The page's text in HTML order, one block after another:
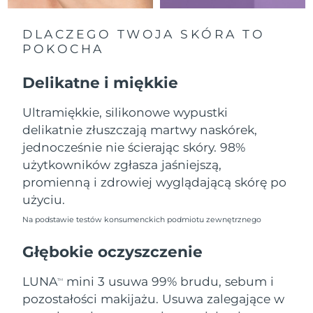
DLACZEGO TWOJA SKÓRA TO
POKOCHA
Delikatne i miękkie
Ultramiękkie, silikonowe wypustki
delikatnie złuszczają martwy naskórek,
jednocześnie nie ścierając skóry. 98%
użytkowników zgłasza jaśniejszą,
promienną i zdrowiej wyglądającą skórę po
użyciu.
Na podstawie testów konsumenckich podmiotu zewnętrznego
Głębokie oczyszczenie
LUNATM
mini 3 usuwa 99% brudu, sebum i
pozostałości makijażu. Usuwa zalegające w
Liban
Oczekiwany czas dostawy
Litwa
Oczekiwany czas dostawy
SRA Makau (Chiny)
Oczekiwany czas dostawy
Malezja
Oczekiwany czas dostawy
8/14/26
Malta
Oczekiwany czas dostawy
Meksyk
Oczekiwany czas dostawy
Monako
Oczekiwany czas dostawy